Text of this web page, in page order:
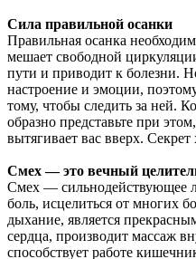
Сила правильной осанки
Правильная осанка
мешает свободной
пути и приводит к болезни.
настроение и эмоции,
тому, чтобы следить за ней.
образно представьте при
вытягивает вас вверх.
Смех — это вечный
Смех — сильнодействующее
боль, исцелиться от многих
дыхание, является
сердца, производит массаж
способствует работе